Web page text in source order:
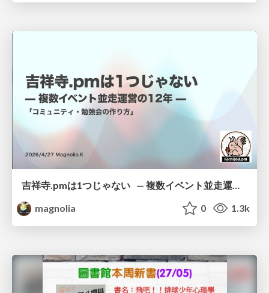
吉祥寺.pmは1つじゃない — 複数イベント並走運営の12年 —
magnolia
0 1.3k